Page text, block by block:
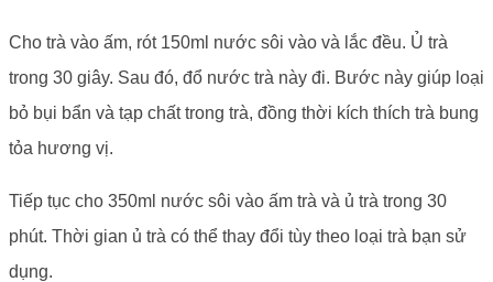
Cho trà vào ấm, rót 150ml nước sôi vào và lắc đều. Ủ trà
trong 30 giây. Sau đó, đổ nước trà này đi. Bước này giúp loại
bỏ bụi bẩn và tạp chất trong trà, đồng thời kích thích trà bung
tỏa hương vị.
Tiếp tục cho 350ml nước sôi vào ấm trà và ủ trà trong 30
phút. Thời gian ủ trà có thể thay đổi tùy theo loại trà bạn sử
dụng.